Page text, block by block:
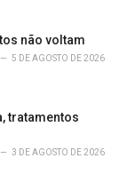
não voltam
5 DE AGOSTO DE 2026
tratamentos
3 DE AGOSTO DE 2026